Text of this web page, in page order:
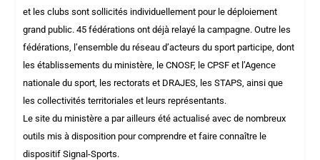
et les clubs sont sollicités individuellement pour le déploiement
grand public. 45 fédérations ont déjà relayé la campagne. Outre les
fédérations, l’ensemble du réseau d’acteurs du sport participe, dont
les établissements du ministère, le CNOSF, le CPSF et l’Agence
nationale du sport, les rectorats et DRAJES, les STAPS, ainsi que
les collectivités territoriales et leurs représentants.
Le site du ministère a par ailleurs été actualisé avec de nombreux
outils mis à disposition pour comprendre et faire connaître le
dispositif Signal-Sports.